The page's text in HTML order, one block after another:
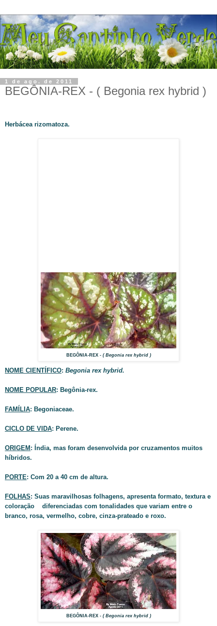
1 de ago. de 2011
BEGÔNIA-REX - ( Begonia rex hybrid )
Herbácea rizomatoza.
BEGÔNIA-REX- ( Begonia rex hybrid )
NOME CIENTÍFICO: Begonia rex hybrid.
NOME POPULAR: Begônia-rex.
FAMÍLIA: Begoniaceae.
CICLO DE VIDA: Perene.
ORIGEM: Índia, mas foram desenvolvida por cruzamentos muitos
híbridos.
PORTE: Com 20 a 40 cm de altura.
FOLHAS: Suas maravilhosas folhagens, apresenta formato, textura e
coloração diferenciadas com tonalidades que variam entre o
branco, rosa, vermelho, cobre, cinza-prateado e roxo.
BEGÔNIA-REX- ( Begonia rex hybrid )